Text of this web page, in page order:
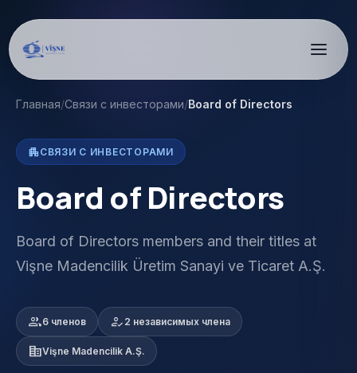
Главная/Связи с инвесторами/Board of Directors
apartment СВЯЗИ С ИНВЕСТОРАМИ
Board of Directors
Board of Directors members and their titles at
Vişne Madencilik Üretim Sanayi ve Ticaret A.Ş.
group6 членов how_to_reg 2 независимых члена
corporate_fareVişne Madencilik A.Ş.